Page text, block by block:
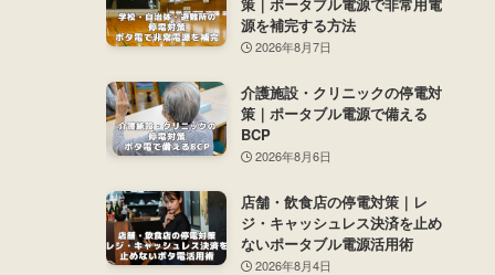
源を補完する方法
2026年8月7日
介護施設・クリニックの停電対
策｜ポータブル電源で備える
BCP
2026年8月6日
店舗・飲食店の停電対策｜レ
ジ・キャッシュレス決済を止め
ないポータブル電源活用術
2026年8月4日